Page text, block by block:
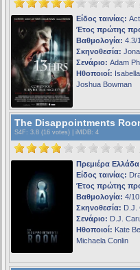
Είδος ταινίας:
Έτος πρώτης
Βαθμολογία: 4.3/
Σκηνοθεσία:
Σενάριο: Adam
Ηθοποιοί:
Joshua Bowman
The Disappointments
S4F : 3.8 (16 votes) | iMDB: 4
Πρεμιέρα
Είδος ταινίας:
Έτος πρώτης
Βαθμολογία: 4/
Σκηνοθεσία: D.J.
Σενάριο: D.J.
Ηθοποιοί: Kate
Michaela Conlin